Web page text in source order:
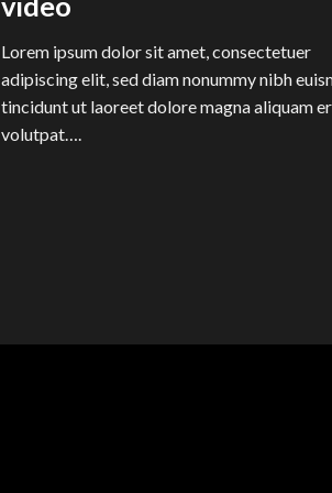
Lorem ipsum dolor sit amet, consectetuer
adipiscing elit, sed diam nonummy nibh
tincidunt ut laoreet dolore magna aliquam
volutpat….